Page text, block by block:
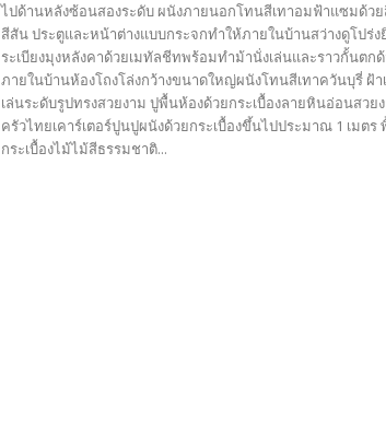
ไปด้านหลังซ้อนสองระดับ ผนังภายนอกโทนสีเทาอมฟ้าแซมด้ว
สีสัน ประตูและหน้าต่างแบบกระจกทำให้ภายในบ้านสว่างดูโปร่
ระเบียงมุงหลังคาด้วยเมทัลชีทพร้อมทำม้านั่งเล่นและราวกั้นตก
ภายในบ้านห้องโถงโล่งกว้างขนาดใหญ่ผนังโทนสีเทาควันบุรี่ ฝ้
เล่นระดับรูปทรงสวยงาม ปูพื้นห้องด้วยกระเบื้องลายหินอ่อนสวย
ครัวไทยเคาร์เตอร์ปูนปูผนังด้วยกระเบื้องขึ้นไปประมาณ 1 เมตร
กระเบื้องไม้ไม้สีธรรมชาติ...